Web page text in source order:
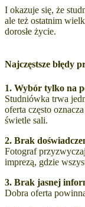
I okazuje się, że
ale też ostatnim
dorosłe życie.
Najczęstsze błędy
1. Wybór tylko na
Studniówka trwa
oferta często
świetle sali.
2. Brak
Fotograf
imprezą, gdzie
3. Brak jasnej
Dobra oferta